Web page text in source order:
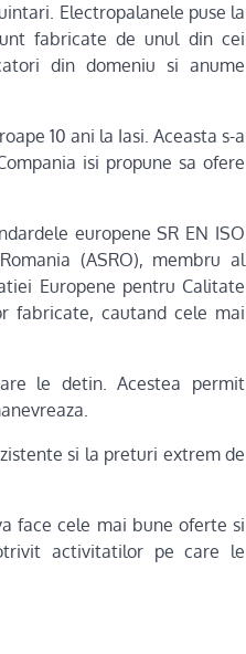
Electropalanele puse la
fabricate de unul din cei
din domeniu si anume
10 ani la Iasi. Aceasta s-a
isi propune sa ofere
europene SR EN ISO
(ASRO), membru al
Europene pentru Calitate
fabricate, cautand cele mai
le detin. Acestea permit
si la preturi extrem de
face cele mai bune oferte si
activitatilor pe care le